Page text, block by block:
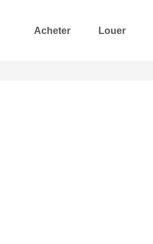
Acheter Louer